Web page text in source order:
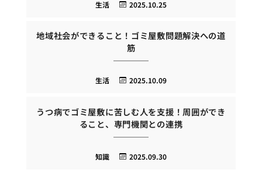
2025.10.25
生活
地域社会ができること！ゴミ屋敷問題解決への道
筋
2025.10.09
生活
うつ病でゴミ屋敷に苦しむ人を支援！周囲ができ
ること、専門機関との連携
2025.09.30
知識